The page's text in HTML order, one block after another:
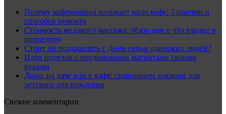
Почему кофемашина наливает мало кофе: 5 причин и
способов ремонта
Стоимость медового массажа: обзор цен и что входит в
процедуру
Стоит ли поздравлять с Днем семьи одиноких людей?
Идеи поделок с неодимовыми магнитами своими
руками
Дома, на даче или в кафе: сравниваем локации для
детского дня рождения
Свежие комментарии